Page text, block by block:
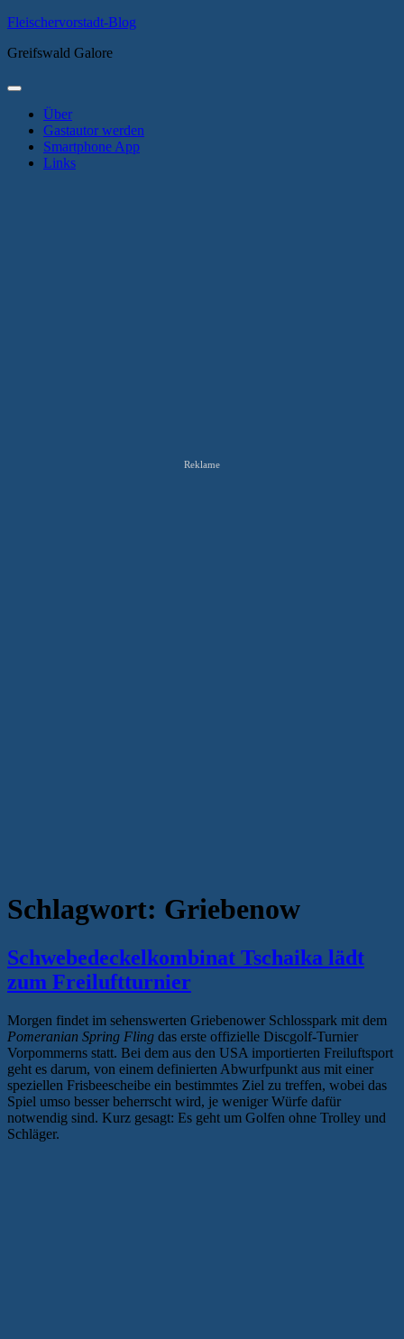
Zum
springen
Fleischervorstadt-Blog
Greifswald Galore
Primäres
Über
Gastautor werden
Smartphone App
Links
Reklame
Schlagwort: Griebenow
Schwebedeckelkombinat Tschaika lädt
zum Freiluftturnier
Morgen findet im sehenswerten Griebenower Schlosspark mit dem
Pomeranian Spring Fling das erste offizielle Discgolf-Turnier
Vorpommerns statt. Bei dem aus den USA importierten Freiluftsport
geht es darum, von einem definierten Abwurfpunkt aus mit einer
speziellen Frisbeescheibe ein bestimmtes Ziel zu treffen, wobei das
Spiel umso besser beherrscht wird, je weniger Würfe dafür
notwendig sind. Kurz gesagt: Es geht um Golfen ohne Trolley und
Schläger.